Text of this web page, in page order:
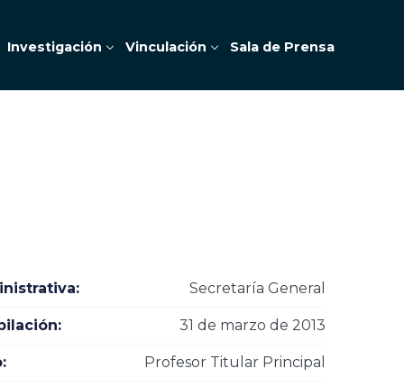
Investigación Vinculación Sala de Prensa
Secretaría General
31 de marzo de 2013
Profesor Titular Principal